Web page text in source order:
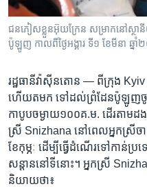
និង​
ចូល​
ទៅ​
ស្វែង​
បណ្តាញ​សង្គម
ភាសា
ជនភៀសខ្លួន​អ៊ុយក្រែន សម្រាក​នៅ​ស្ថានី
ប៉ូឡូញ កាលពី​ថ្ងៃអង្គារ ទី១ ខែមីនា ឆ្ន
រដ្ឋធានីវ៉ាស៊ីនតោន — ពី​ក្រុង​
ហើយ​តមក ទៅដល់​ព្រំដែនប៉ូឡូញចូ
កាបូប​ចម្ងាយ​១០០គ.ម. ដើរ​តាមដង​
ស្រី​ Snizhana​ នៅ​ពេល​អ្នកស្រី​ច
ខែកុម្ភៈ ដើម្បីធ្វើ​ដំណើរទៅ​កាន់ប្
សន្តាន​នៅ​ទី​នោះ។​ អ្នកស្រី
និយាយ​ថា៖